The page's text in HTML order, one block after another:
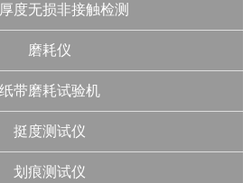
度无损非接触检测
磨耗仪
纸带磨耗试验机
挺度测试仪
划痕测试仪